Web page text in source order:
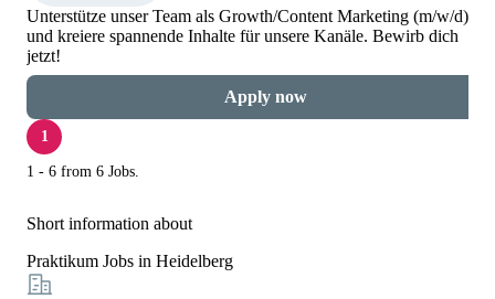
Unterstütze unser Team als Growth/Content Marketing (m/w/d)
und kreiere spannende Inhalte für unsere Kanäle. Bewirb dich
jetzt!
Apply now
1
1 - 6 from 6 Jobs.
Short information about
Praktikum Jobs in Heidelberg